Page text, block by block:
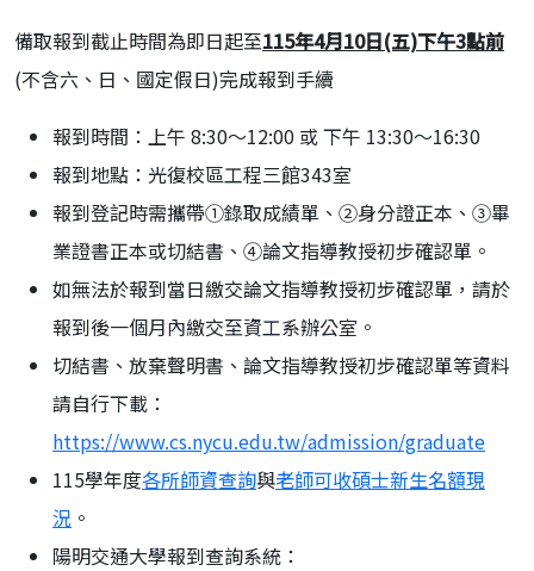
備取報到截止時間為即日起至115年4月10日(五)下午3點前
(不含六、日、國定假日)完成報到手續
報到時間：上午 8:30～12:00 或 下午 13:30～16:30
報到地點：光復校區工程三館343室
報到登記時需攜帶①錄取成績單、②身分證正本、③畢
業證書正本或切結書、④論文指導教授初步確認單。
如無法於報到當日繳交論文指導教授初步確認單，請於
報到後一個月內繳交至資工系辦公室。
切結書、放棄聲明書、論文指導教授初步確認單等資料
請自行下載：
https://www.cs.nycu.edu.tw/admission/graduate
115學年度各所師資查詢與老師可收碩士新生名額現
況 。
陽明交通大學報到查詢系統：